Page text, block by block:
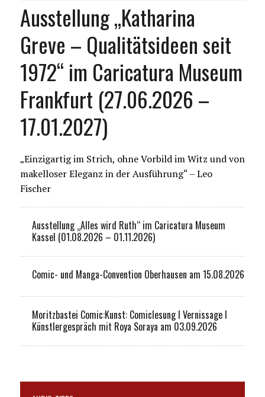
Ausstellung „Katharina
Greve – Qualitätsideen seit
1972“ im Caricatura Museum
Frankfurt (27.06.2026 –
17.01.2027)
„Einzigartig im Strich, ohne Vorbild im Witz und von
makelloser Eleganz in der Ausführung“ – Leo
Fischer
Ausstellung „Alles wird Ruth“ im Caricatura Museum
Kassel (01.08.2026 – 01.11.2026)
Comic- und Manga-Convention Oberhausen am 15.08.2026
Moritzbastei Comic:Kunst: Comiclesung I Vernissage I
Künstlergespräch mit Roya Soraya am 03.09.2026